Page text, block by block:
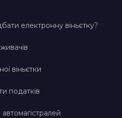
електронну віньєтку?
віньєтки
податків